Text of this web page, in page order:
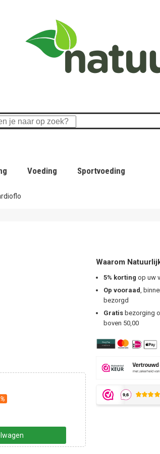
Voeding Sportvoeding
Waarom
5% korting op uw
Op vooraad,
bezorgd
Gratisbezorging
boven 50,00